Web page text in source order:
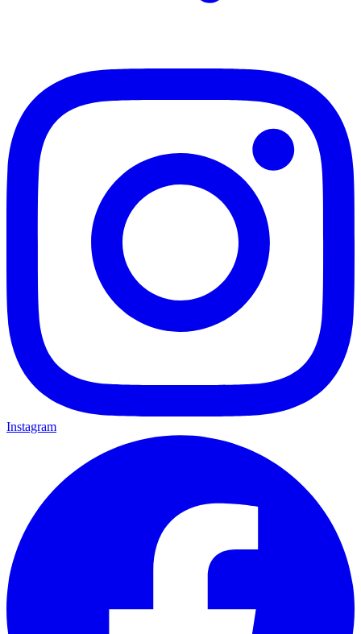
Instagram